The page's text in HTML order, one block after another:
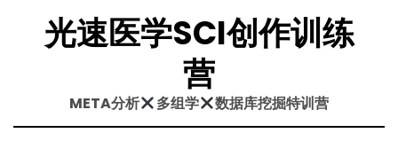
content光速医学SCI创作训练
营
META分析 多组学 数据库挖掘特训营